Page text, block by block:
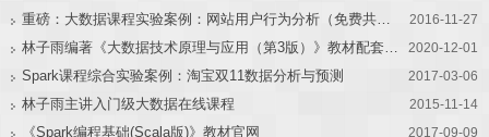
2016-11-27
2020-12-01
Spark课程综合实验案例：淘宝双11数据分析与预测 2017-03-06
林子雨主讲入门级大数据在线课程 2015-11-14
《Spark编程基础(Scala版)》教材官网 2017-09-09